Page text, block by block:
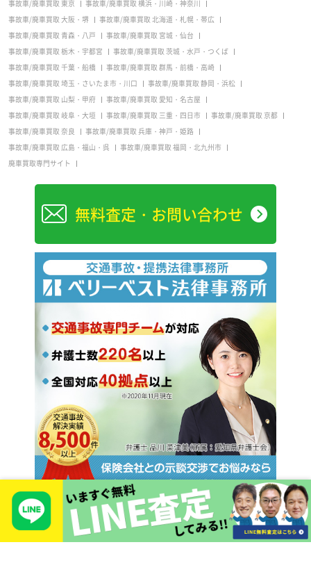
事故車/廃車買取 東京
事故車/廃車買取 横浜・川崎・神奈川
事故車/廃車買取 大阪・堺
事故車/廃車買取 北海道・札幌・帯広
事故車/廃車買取 青森・八戸
事故車/廃車買取 宮城・仙台
事故車/廃車買取 栃木・宇都宮
事故車/廃車買取 茨城・水戸・つくば
事故車/廃車買取 千葉・船橋
事故車/廃車買取 群馬・前橋・高崎
事故車/廃車買取 埼玉・さいたま市・川口
事故車/廃車買取 静岡・浜松
事故車/廃車買取 山梨・甲府
事故車/廃車買取 愛知・名古屋
事故車/廃車買取 岐阜・大垣
事故車/廃車買取 三重・四日市
事故車/廃車買取 京都
事故車/廃車買取 奈良
事故車/廃車買取 兵庫・神戸・姫路
事故車/廃車買取 広島・福山・呉
事故車/廃車買取 福岡・北九州市
廃車買取専門サイト
無料査定・お問い合わせ
Copyright © 2026 TIEROD Co., LTD
1766